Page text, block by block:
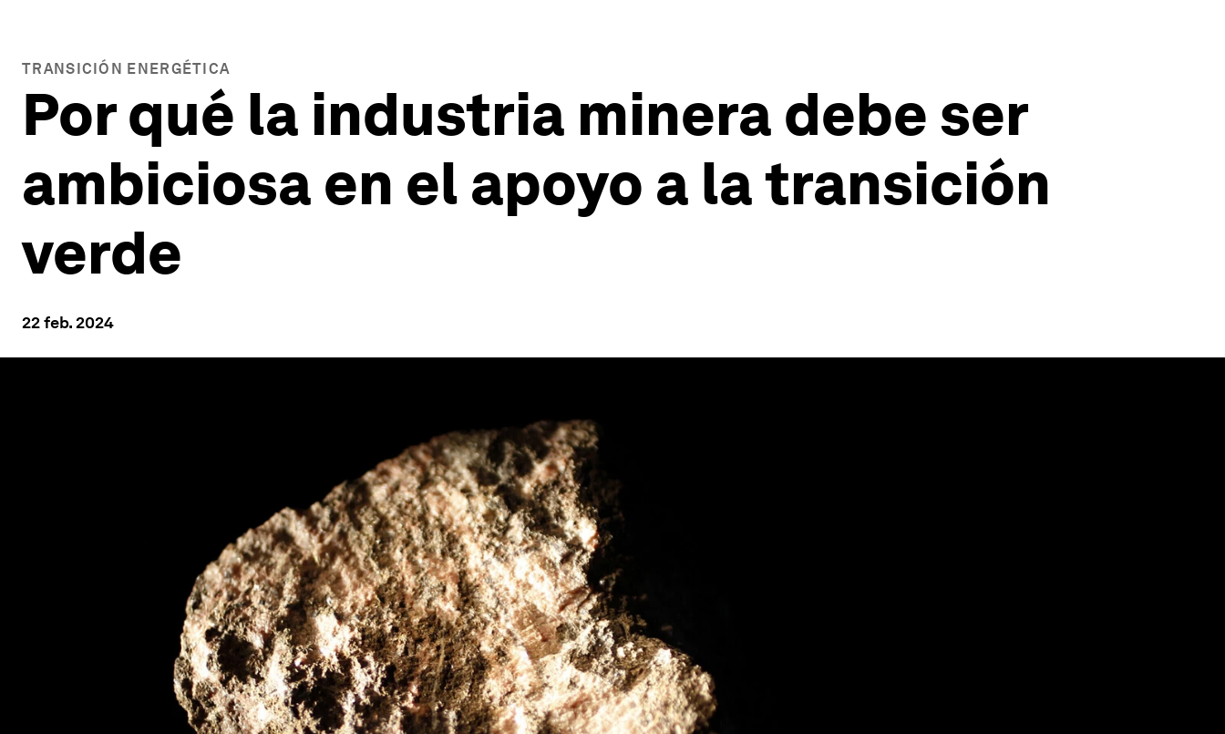
TRANSICIÓN ENERGÉTICA
Por qué la industria minera debe ser
ambiciosa en el apoyo a la transición
verde
22 feb. 2024